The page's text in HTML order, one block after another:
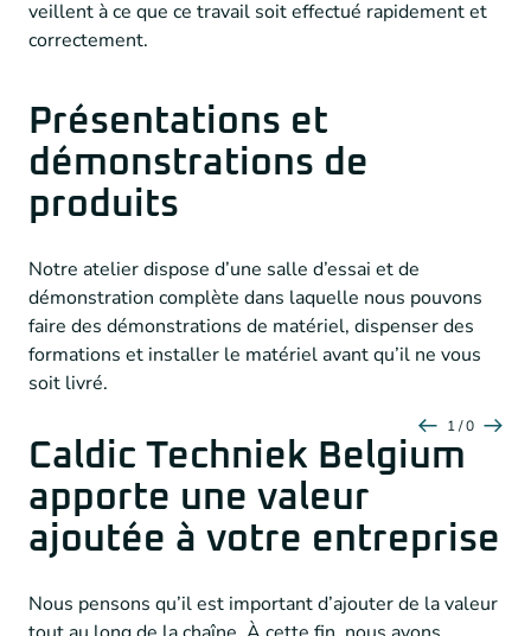
veillent à ce que ce travail soit effectué rapidement et
correctement.
Présentations et
démonstrations de
produits
Notre atelier dispose d’une salle d’essai et de
démonstration complète dans laquelle nous pouvons
faire des démonstrations de matériel, dispenser des
formations et installer le matériel avant qu’il ne vous
soit livré.
1 / 0
Caldic Techniek Belgium
apporte une valeur
ajoutée à votre entreprise
Nous pensons qu’il est important d’ajouter de la valeur